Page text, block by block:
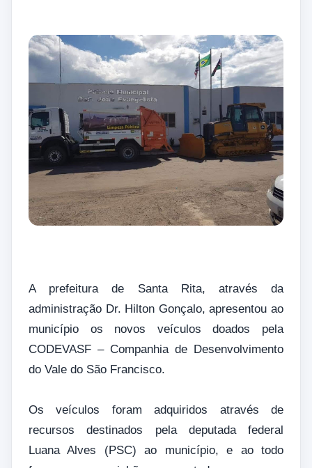
A prefeitura de Santa Rita, através da
administração Dr. Hilton Gonçalo, apresentou ao
município os novos veículos doados pela
CODEVASF – Companhia de Desenvolvimento
do Vale do São Francisco.
Os veículos foram adquiridos através de
recursos destinados pela deputada federal
Luana Alves (PSC) ao município, e ao todo